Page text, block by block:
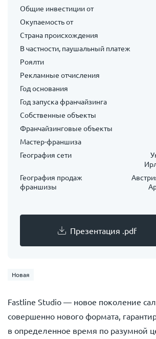
Новая
Fastline Studio — новое поколение
совершенно нового формата,
в определенное время по разумной
Общие инвестиции от
Окупаемость от
Страна происхождения
В частности, паушальный платеж
Роялти
Рекламные отчисления
Год основания
Год запуска франчайзинга
Собственные объекты
Франчайзинговые объекты
Мастер-франшиза
География сети
География продаж
франшизы
Презентация .pdf